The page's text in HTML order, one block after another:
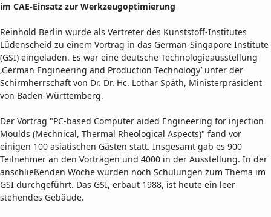
im CAE-Einsatz zur Werkzeugoptimierung
Reinhold Berlin wurde als Vertreter des Kunststoff-Institutes
Lüdenscheid zu einem Vortrag in das German-Singapore Institute
(GSI) eingeladen. Es war eine deutsche Technologieausstellung
‚German Engineering and Production Technology’ unter der
Schirmherrschaft von Dr. Dr. Hc. Lothar Späth, Ministerpräsident
von Baden-Württemberg.
Der Vortrag "PC-based Computer aided Engineering for injection
Moulds (Mechnical, Thermal Rheological Aspects)" fand vor
einigen 100 asiatischen Gästen statt. Insgesamt gab es 900
Teilnehmer an den Vorträgen und 4000 in der Ausstellung. In der
anschließenden Woche wurden noch Schulungen zum Thema im
GSI durchgeführt. Das GSI, erbaut 1988, ist heute ein leer
stehendes Gebäude.